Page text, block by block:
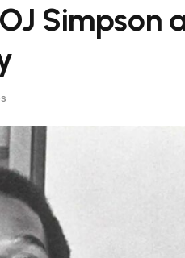
Simpson